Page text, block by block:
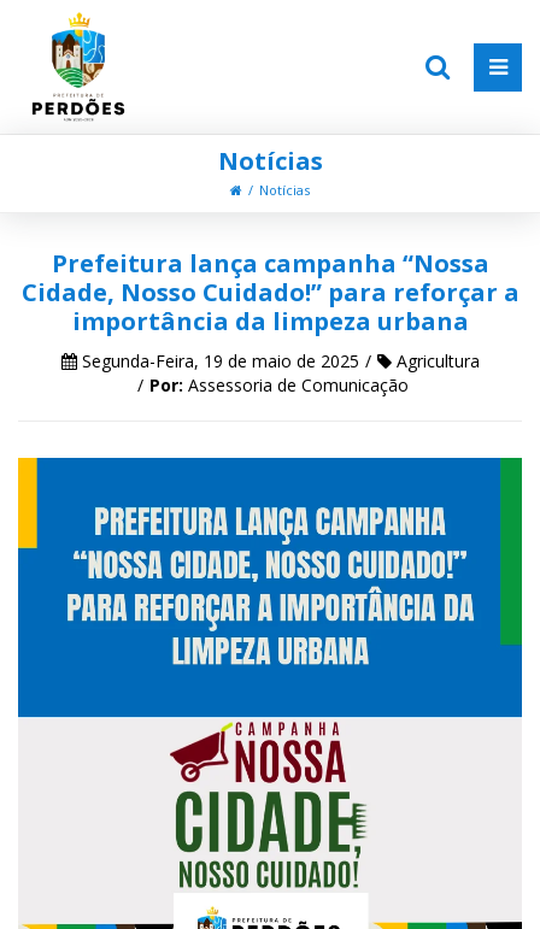
Notícias
Notícias
Prefeitura lança campanha “Nossa
Cidade, Nosso Cuidado!” para reforçar a
importância da limpeza urbana
Segunda-Feira, 19 de maio de 2025
Agricultura
Por: Assessoria de Comunicação